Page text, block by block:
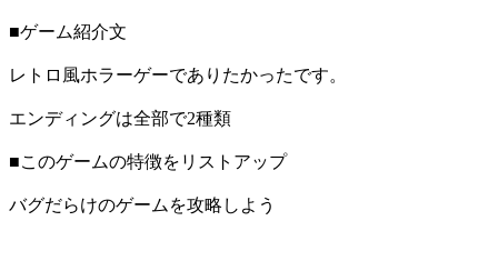
■ゲーム紹介文
レトロ風ホラーゲーでありたかったです。
エンディングは全部で2種類
■このゲームの特徴をリストアップ
バグだらけのゲームを攻略しよう